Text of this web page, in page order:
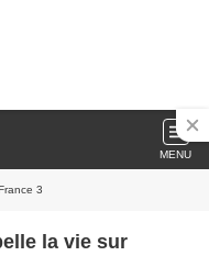
MENU
3
la vie sur